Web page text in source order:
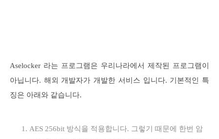
Aselocker 라는 프로그램은 우리나라에서 제작된 프로그램이
아닙니다. 해외 개발자가 개발한 서비스 입니다. 기본적인 특
징은 아래와 같습니다.
AES 256bit 방식을 적용합니다. 그렇기 때문에 한번 암